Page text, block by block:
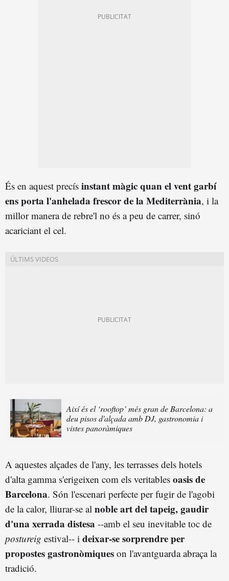
És en aquest precís instant màgic quan el vent garbí
ens porta l'anhelada frescor de la Mediterrània, i la
millor manera de rebre'l no és a peu de carrer, sinó
acariciant el cel.
Així és el ‘rooftop’ més gran de Barcelona: a
deu pisos d'alçada amb DJ, gastronomia i
vistes panoràmiques
A aquestes alçades de l'any, les terrasses dels hotels
d'alta gamma s'erigeixen com els veritables oasis de
Barcelona. Són l'escenari perfecte per fugir de l'agobi
de la calor, lliurar-se al noble art del tapeig, gaudir
d'una xerrada distesa --amb el seu inevitable toc de
postureig estival-- i deixar-se sorprendre per
propostes gastronòmiques on l'avantguarda abraça la
tradició.